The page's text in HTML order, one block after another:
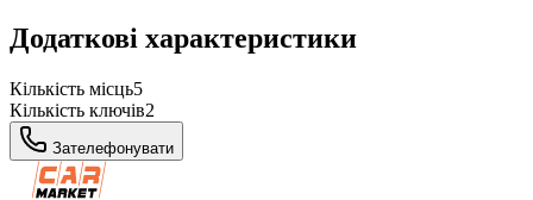
Додаткові характеристики
Кількість місць5
Кількість ключів2
Зателефонувати